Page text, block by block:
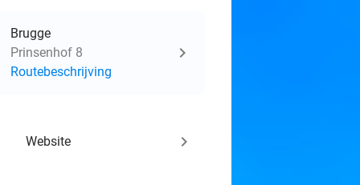
Brugge
Prinsenhof 8
Routebeschrijving
Website keyboard_arrow_right